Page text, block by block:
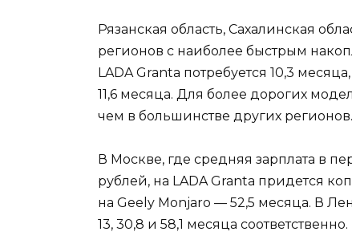
Рязанская область, Сахалинская
регионов с наиболее быстрым
LADA Granta потребуется 10,3
11,6 месяца. Для более дорогих
чем в большинстве других регионов.
В Москве, где средняя зарплата в
рублей, на LADA Granta придется
на Geely Monjaro — 52,5 месяца. В
13, 30,8 и 58,1 месяца соответственно.